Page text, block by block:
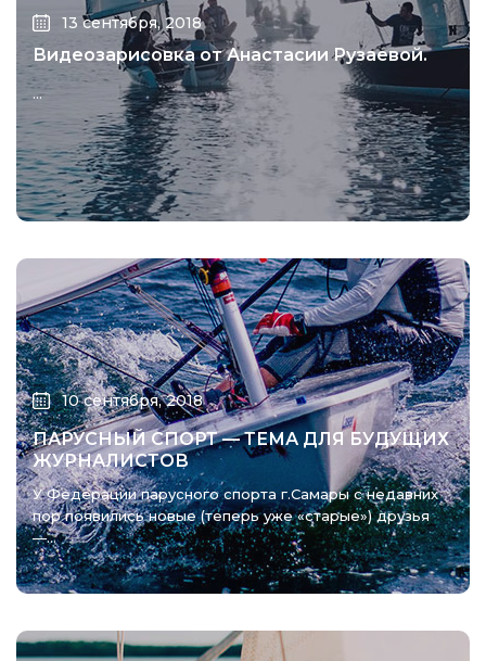
13 сентября, 2018
Видеозарисовка от Анастасии Рузаевой.
...
10 сентября, 2018
ПАРУСНЫЙ СПОРТ — ТЕМА ДЛЯ БУДУЩИХ
ЖУРНАЛИСТОВ
У Федерации парусного спорта г.Самары с недавних
пор появились новые (теперь уже «старые») друзья
—...